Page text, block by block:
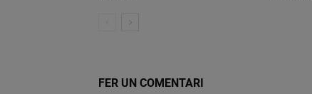
FER UN COMENTARI